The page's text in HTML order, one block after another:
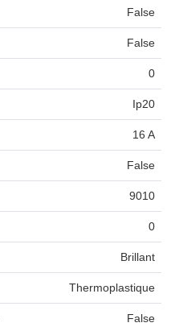
False
False
0
Ip20
16 A
False
9010
0
Brillant
Thermoplastique
False